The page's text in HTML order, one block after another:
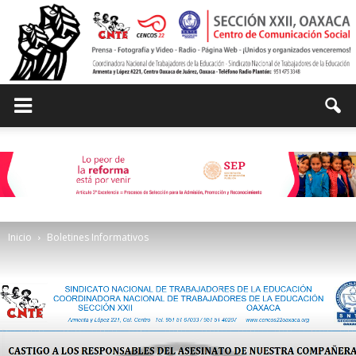
de
Social
Inicio Boletines Informativos